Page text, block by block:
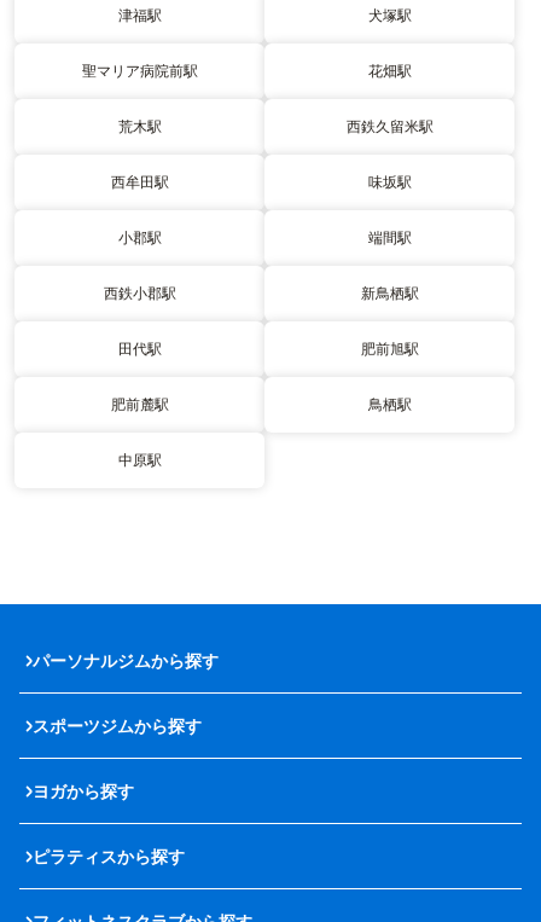
津福駅 犬塚駅
聖マリア病院前駅 花畑駅
荒木駅 西鉄久留米駅
西牟田駅 味坂駅
小郡駅 端間駅
西鉄小郡駅 新鳥栖駅
田代駅 肥前旭駅
肥前麓駅 鳥栖駅
中原駅
パーソナルジムから探す
スポーツジムから探す
ヨガから探す
ピラティスから探す